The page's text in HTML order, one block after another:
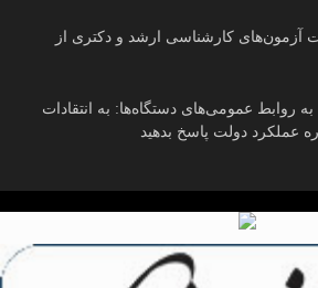
آزمون‌های کارشناسی ارشد و دکتری از
روابط عمومی‌های دستگاه‌ها: به انتقادات
عملکرد دولت پاسخ بدهید